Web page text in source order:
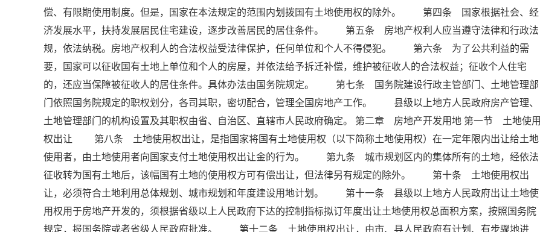
偿、有限期使用制度。但是，国家在本法规定的范围内划拨国有土地使用权的除外。 第四条 国家根据社会、经
济发展水平，扶持发展居民住宅建设，逐步改善居民的居住条件。 第五条 房地产权利人应当遵守法律和行政法
规，依法纳税。房地产权利人的合法权益受法律保护，任何单位和个人不得侵犯。 第六条 为了公共利益的需
要，国家可以征收国有土地上单位和个人的房屋，并依法给予拆迁补偿，维护被征收人的合法权益；征收个人住宅
的，还应当保障被征收人的居住条件。具体办法由国务院规定。 第七条 国务院建设行政主管部门、土地管理部
门依照国务院规定的职权划分，各司其职，密切配合，管理全国房地产工作。 县级以上地方人民政府房产管理、
土地管理部门的机构设置及其职权由省、自治区、直辖市人民政府确定。 第二章 房地产开发用地 第一节 土地使用
权出让 第八条 土地使用权出让，是指国家将国有土地使用权（以下简称土地使用权）在一定年限内出让给土地
使用者，由土地使用者向国家支付土地使用权出让金的行为。 第九条 城市规划区内的集体所有的土地，经依法
征收转为国有土地后，该幅国有土地的使用权方可有偿出让，但法律另有规定的除外。 第十条 土地使用权出
让，必须符合土地利用总体规划、城市规划和年度建设用地计划。 第十一条 县级以上地方人民政府出让土地使
用权用于房地产开发的，须根据省级以上人民政府下达的控制指标拟订年度出让土地使用权总面积方案，按照国务院
规定，报国务院或者省级人民政府批准。 第十二条 土地使用权出让，由市、县人民政府有计划、有步骤地进